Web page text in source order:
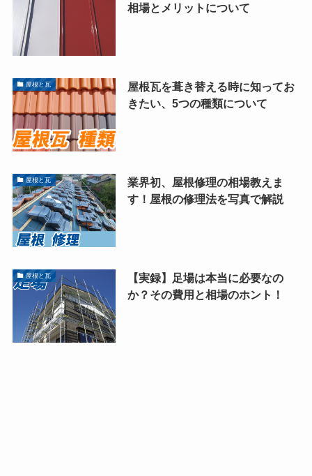
相場とメリットについて
屋根と瓦
屋根瓦を葺き替える時に知ってお
きたい、5つの種類について
屋根と瓦
業界初、屋根修理の相場教えま
す！屋根の修理法を写真で解説
屋根と瓦
【実録】足場は本当に必要なの
か？その費用と相場のホント！